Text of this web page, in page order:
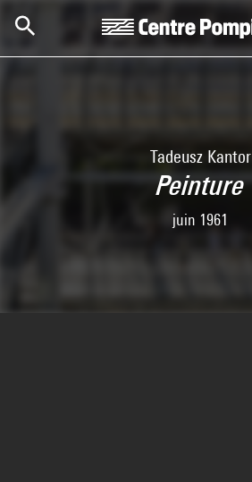
Tadeusz Kantor
Peinture
juin 1961